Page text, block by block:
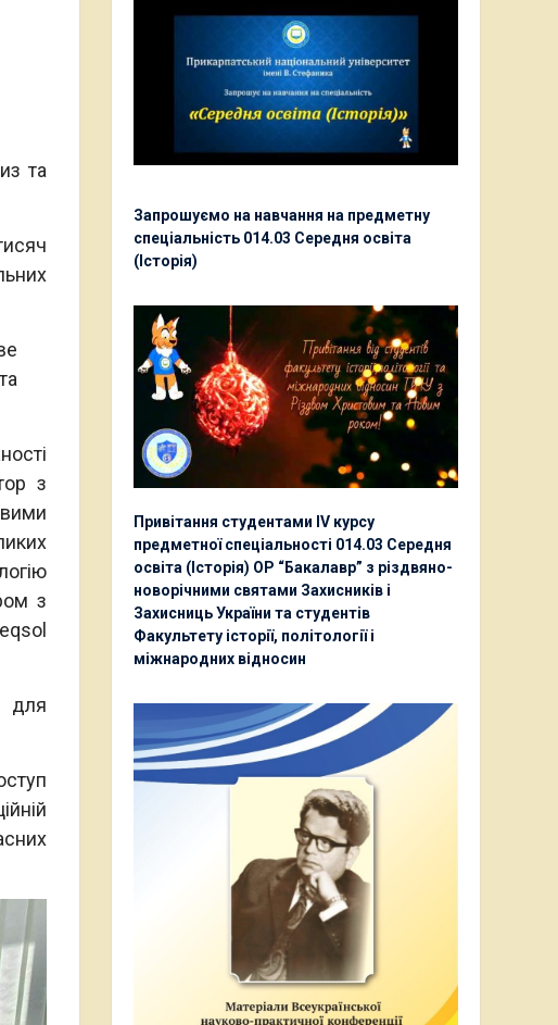
та
з
з
для
Запрошуємо на навчання на предметну
спеціальність 014.03 Середня освіта
(Історія)
Привітання студентами ІV курсу
предметної спеціальності 014.03 Середня
освіта (Історія) ОР “Бакалавр” з різдвяно-
новорічними святами Захисників і
Захисниць України та студентів
Факультету історії, політології і
міжнародних відносин